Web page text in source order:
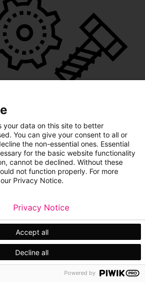
y piezas de desgaste
de alimentadores Apron
para Chancador
de desgaste
para harneado
de harneado y alimentadores
y revestimientos para camiiones
your data on this site to better
You can give your consent to all or
the non-essential ones. Essential
for the basic website functionality
cannot be declined. Without these
not function properly. For more
Privacy Notice.
Accept all
Decline all
Privacy Notice
Powered by